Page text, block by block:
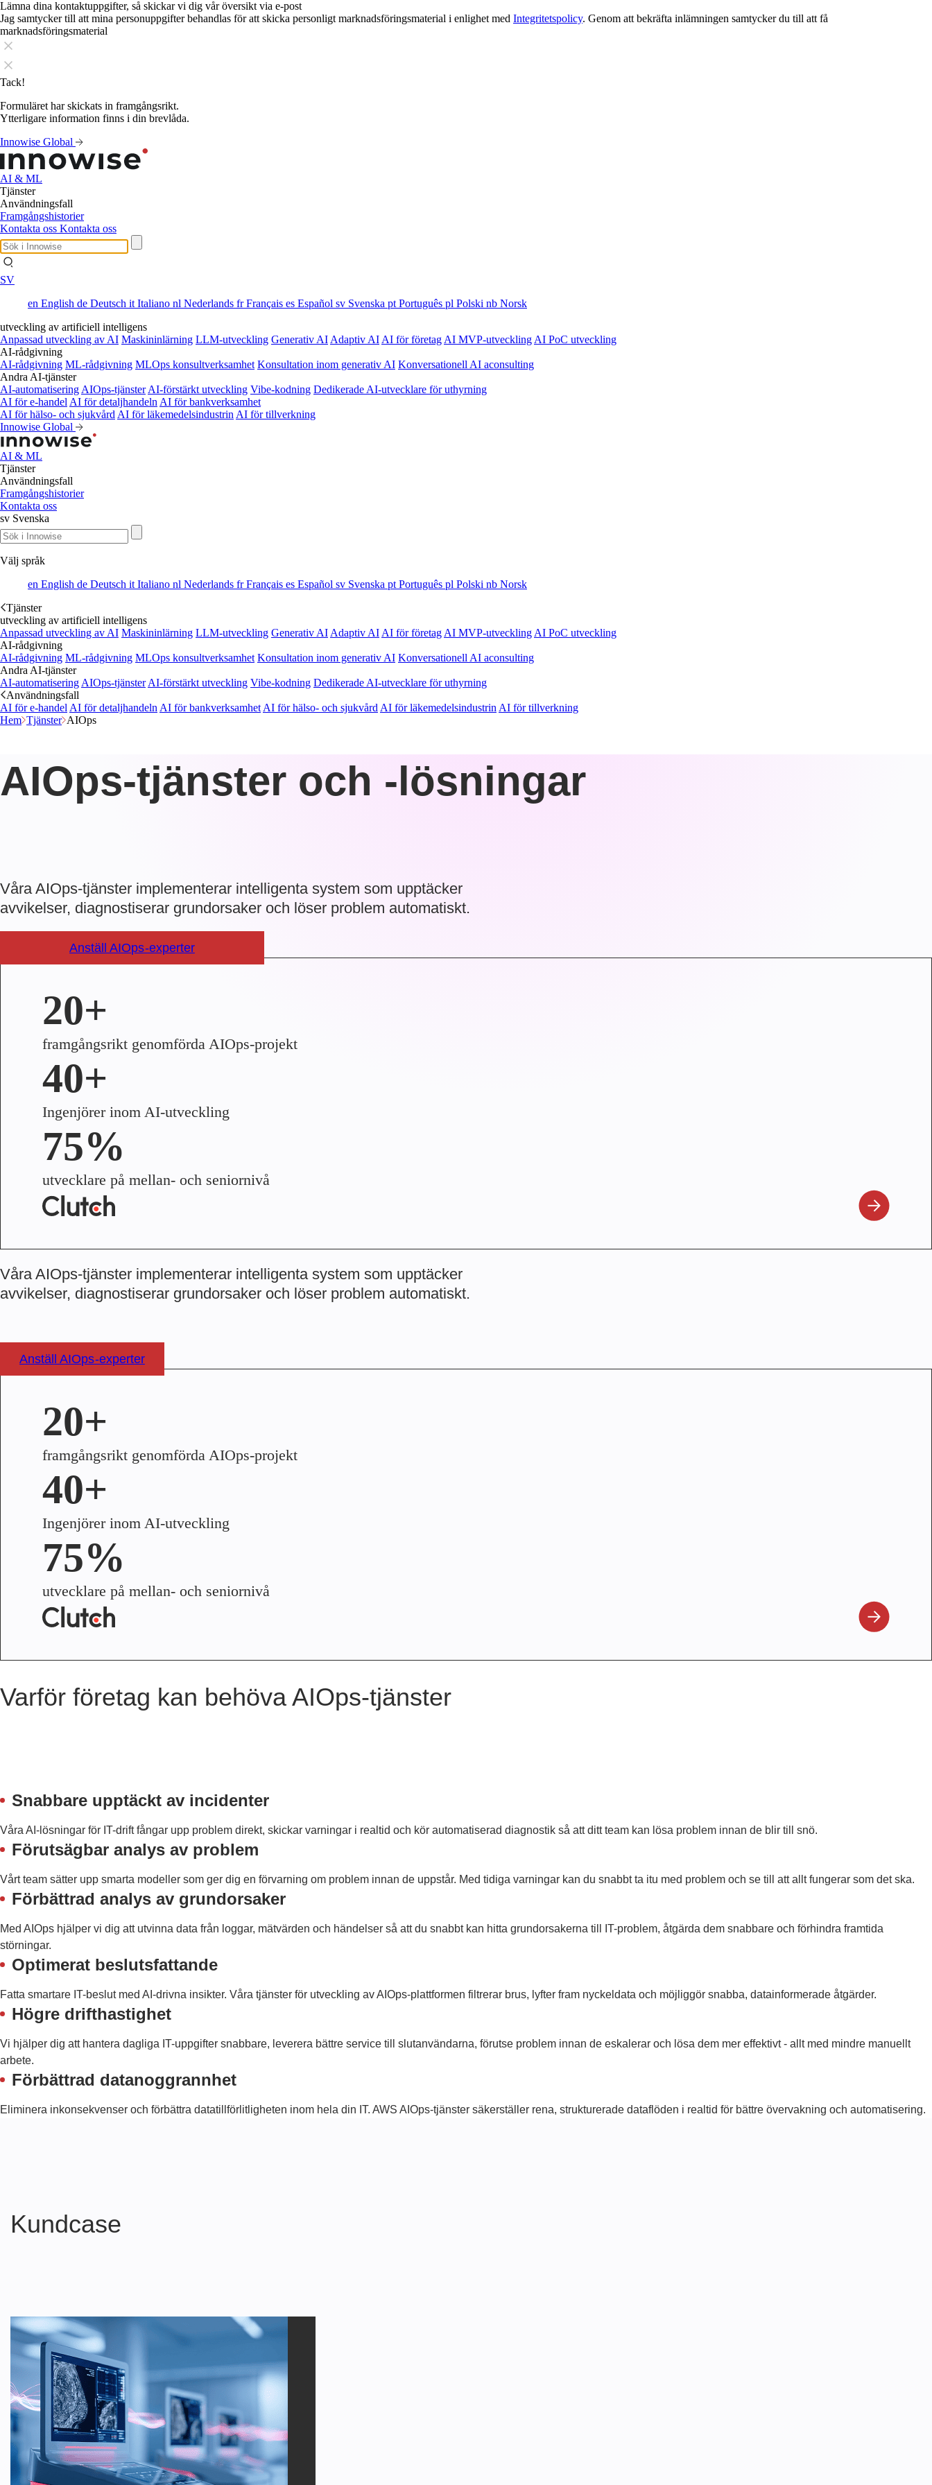
Lämna dina kontaktuppgifter, så skickar vi dig vår översikt via e-post
Jag samtycker till att mina personuppgifter behandlas för att skicka personligt marknadsföringsmaterial i enlighet med Integritetspolicy. Genom att bekräfta inlämningen samtycker du till att få
marknadsföringsmaterial
Tack!
Formuläret har skickats in framgångsrikt.
Ytterligare information finns i din brevlåda.
Innowise Global
AI & ML
Tjänster
Användningsfall
Framgångshistorier
Kontakta oss Kontakta oss
SV
en English de Deutsch it Italiano nl Nederlands frFrançais es Español sv Svenska pt Português pl Polski nb Norsk
utveckling av artificiell intelligens
Anpassad utveckling av AI Maskininlärning LLM-utveckling Generativ AI Adaptiv AI AI för företag AI MVP-utveckling AI PoC utveckling
AI-rådgivning
AI-rådgivning ML-rådgivning MLOps konsultverksamhet Konsultation inom generativ AI Konversationell AI aconsulting
Andra AI-tjänster
AI-automatisering AIOps-tjänster AI-förstärkt utveckling Vibe-kodning Dedikerade AI-utvecklare för uthyrning
AI för e-handel AI för detaljhandeln AI för bankverksamhet
AI för hälso- och sjukvård AI för läkemedelsindustrin AI för tillverkning
Innowise Global
AI & ML
Tjänster
Användningsfall
Framgångshistorier
Kontakta oss
sv Svenska
Välj språk
en English de Deutsch it Italiano nl Nederlands frFrançais es Español sv Svenska pt Português pl Polski nb Norsk
Tjänster
utveckling av artificiell intelligens
Anpassad utveckling av AI Maskininlärning LLM-utveckling Generativ AI Adaptiv AI AI för företag AI MVP-utveckling AI PoC utveckling
AI-rådgivning
AI-rådgivning ML-rådgivning MLOps konsultverksamhet Konsultation inom generativ AI Konversationell AI aconsulting
Andra AI-tjänster
AI-automatisering AIOps-tjänster AI-förstärkt utveckling Vibe-kodning Dedikerade AI-utvecklare för uthyrning
Användningsfall
AI för e-handel AI för detaljhandeln AI för bankverksamhet AI för hälso- och sjukvård AI för läkemedelsindustrin AI för tillverkning
Hem Tjänster AIOps
AIOps-tjänster och -lösningar
Våra AIOps-tjänster implementerar intelligenta system som upptäcker
avvikelser, diagnostiserar grundorsaker och löser problem automatiskt.
Anställ AIOps-experter
20+
framgångsrikt genomförda AIOps-projekt
40+
Ingenjörer inom AI-utveckling
75%
utvecklare på mellan- och seniornivå
Våra AIOps-tjänster implementerar intelligenta system som upptäcker
avvikelser, diagnostiserar grundorsaker och löser problem automatiskt.
Anställ AIOps-experter
20+
framgångsrikt genomförda AIOps-projekt
40+
Ingenjörer inom AI-utveckling
75%
utvecklare på mellan- och seniornivå
Varför företag kan behöva AIOps-tjänster
Snabbare upptäckt av incidenter
Våra AI-lösningar för IT-drift fångar upp problem direkt, skickar varningar i realtid och kör automatiserad diagnostik så att ditt team kan lösa problem innan de blir till snö.
Förutsägbar analys av problem
Vårt team sätter upp smarta modeller som ger dig en förvarning om problem innan de uppstår. Med tidiga varningar kan du snabbt ta itu med problem och se till att allt fungerar som det ska.
Förbättrad analys av grundorsaker
Med AIOps hjälper vi dig att utvinna data från loggar, mätvärden och händelser så att du snabbt kan hitta grundorsakerna till IT-problem, åtgärda dem snabbare och förhindra framtida
störningar.
Optimerat beslutsfattande
Fatta smartare IT-beslut med AI-drivna insikter. Våra tjänster för utveckling av AIOps-plattformen filtrerar brus, lyfter fram nyckeldata och möjliggör snabba, datainformerade åtgärder.
Högre drifthastighet
Vi hjälper dig att hantera dagliga IT-uppgifter snabbare, leverera bättre service till slutanvändarna, förutse problem innan de eskalerar och lösa dem mer effektivt - allt med mindre manuellt
arbete.
Förbättrad datanoggrannhet
Eliminera inkonsekvenser och förbättra datatillförlitligheten inom hela din IT. AWS AIOps-tjänster säkerställer rena, strukturerade dataflöden i realtid för bättre övervakning och automatisering.
Kundcase